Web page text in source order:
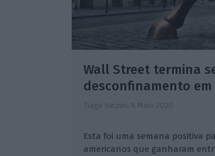
Wall Street termina
desconfinamento
Tiago Varzim, 8 Maio 2020
Esta foi uma semana positiva
americanos que ganharam